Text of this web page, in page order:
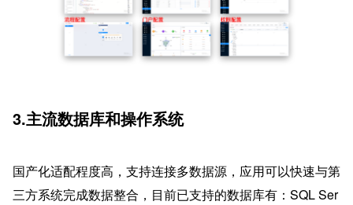
3.主流数据库和操作系统
国产化适配程度高，支持连接多数据源，应用可以快速与第
三方系统完成数据整合，目前已支持的数据库有：SQL Ser